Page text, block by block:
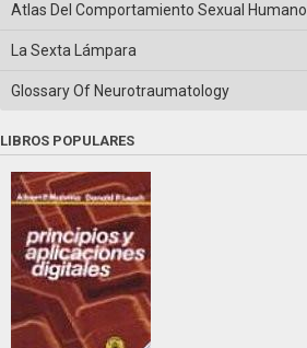
Atlas Del Comportamiento Sexual Humano
La Sexta Lámpara
Glossary Of Neurotraumatology
LIBROS POPULARES